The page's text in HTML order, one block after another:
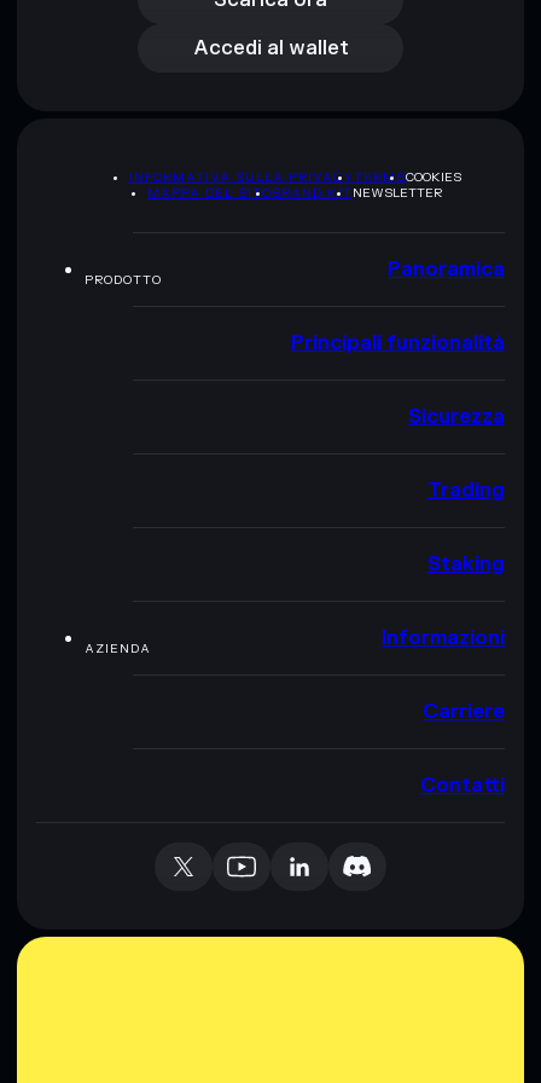
Accedi al wallet
INFORMATIVA SULLA PRIVACYTERMSCOOKIES
MAPPA DEL SITOBRAND KITNEWSLETTER
PRODOTTO Panoramica
Principali funzionalità
Sicurezza
Trading
Staking
AZIENDA Informazioni
Carriere
Contatti